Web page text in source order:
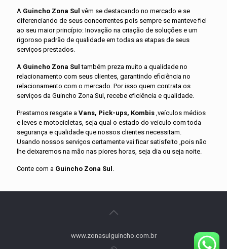
A Guincho Zona Sul vêm se destacando no mercado e se
diferenciando de seus concorrentes pois sempre se manteve fiel
ao seu maior princípio: Inovação na criação de soluções e um
rigoroso padrão de qualidade em todas as etapas de seus
serviços prestados.
A Guincho Zona Sul também preza muito a qualidade no
relacionamento com seus clientes, garantindo eficiência no
relacionamento com o mercado. Por isso quem contrata os
serviços da Guincho Zona Sul, recebe eficiência e qualidade.
Prestamos resgate a Vans, Pick-ups, Kombis ,veículos médios
e leves e motocicletas, seja qual o estado do veiculo com toda
segurança e qualidade que nossos clientes necessitam.
Usando nossos serviços certamente vai ficar satisfeito ,pois não
lhe deixaremos na mão nas piores horas, seja dia ou seja noite.
Conte com a Guincho Zona Sul
www.zonasulguincho.com.br